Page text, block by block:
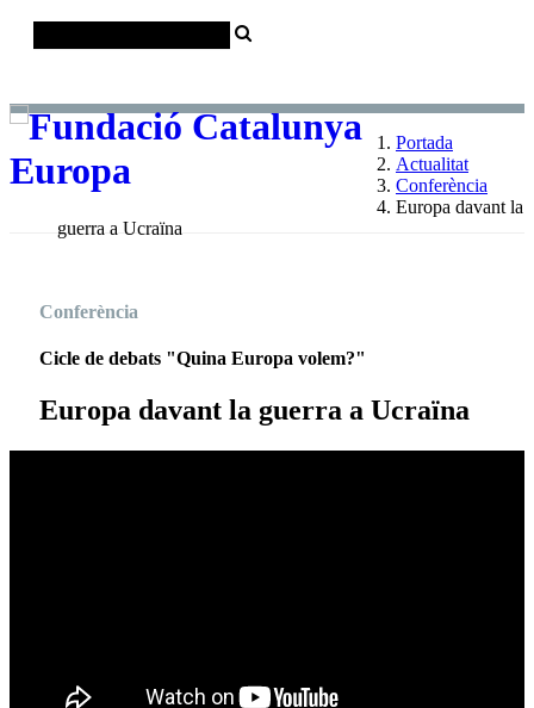
Portada
Actualitat
Conferència
Europa davant la
guerra a Ucraïna
Conferència
Cicle de debats "Quina Europa volem?"
Europa davant la guerra a Ucraïna